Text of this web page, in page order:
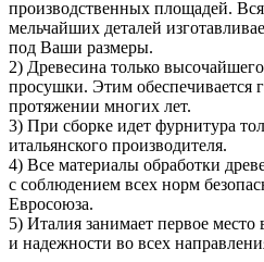
производственных площадей.
мельчайших деталей
под Ваши размеры.
2) Древесина только
просушки. Этим обеспечивается
протяжении многих лет.
3) При сборке идет фурнитура
итальянского производителя.
4) Все материалы обработки
с соблюдением всех норм
Евросоюза.
5) Италия занимает первое место
и надежности во всех